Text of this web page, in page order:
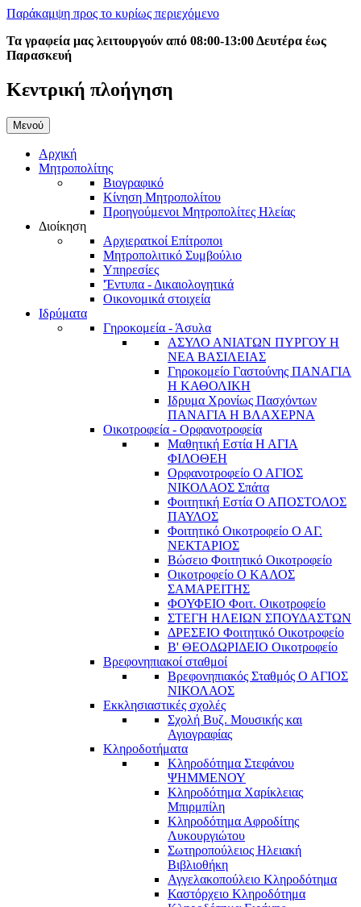
Παράκαμψη προς το κυρίως περιεχόμενο
Τα γραφεία μας λειτουργούν από 08:00-13:00 Δευτέρα έως
Παρασκευή
Κεντρική πλοήγηση
Μενού
Αρχική
Μητροπολίτης
Βιογραφικό
Κίνηση Μητροπολίτου
Προηγούμενοι Μητροπολίτες Ηλείας
Διοίκηση
Αρχιερατκοί Επίτροποι
Μητροπολιτικό Συμβούλιο
Υπηρεσίες
'Έντυπα - Δικαιολογητικά
Οικονομικά στοιχεία
Ιδρύματα
Γηροκομεία - Άσυλα
ΑΣΥΛΟ ΑΝΙΑΤΩΝ ΠΥΡΓΟΥ Η
ΝΕΑ ΒΑΣΙΛΕΙΑΣ
Γηροκομείο Γαστούνης ΠΑΝΑΓΙΑ
Η ΚΑΘΟΛΙΚΗ
Ιδρυμα Χρονίως Πασχόντων
ΠΑΝΑΓΙΑ Η ΒΛΑΧΕΡΝΑ
Οικοτροφεία - Ορφανοτροφεία
Μαθητική Εστία Η ΑΓΙΑ
ΦΙΛΟΘΕΗ
Ορφανοτροφείο Ο ΑΓΙΟΣ
ΝΙΚΟΛΑΟΣ Σπάτα
Φοιτητική Εστία Ο ΑΠΟΣΤΟΛΟΣ
ΠΑΥΛΟΣ
Φοιτητικό Οικοτροφείο Ο ΑΓ.
ΝΕΚΤΑΡΙΟΣ
Βώσειο Φοιτητικό Οικοτροφείο
Οικοτροφείο Ο ΚΑΛΟΣ
ΣΑΜΑΡΕΙΤΗΣ
ΦΟΥΦΕΙΟ Φοιτ. Οικοτροφείο
ΣΤΕΓΗ ΗΛΕΙΩΝ ΣΠΟΥΔΑΣΤΩΝ
ΔΡΕΣΕΙΟ Φοιτητικό Οικοτροφείο
Β' ΘΕΟΔΩΡΙΔΕΙΟ Οικοτροφείο
Βρεφονηπιακοί σταθμοί
Βρεφονηπιακός Σταθμός Ο ΑΓΙΟΣ
ΝΙΚΟΛΑΟΣ
Εκκλησιαστικές σχολές
Σχολή Βυζ. Μουσικής και
Αγιογραφίας
Κληροδοτήματα
Κληροδότημα Στεφάνου
ΨΗΜΜΕΝΟΥ
Κληροδότημα Χαρίκλειας
Μπιρμπίλη
Κληροδότημα Αφροδίτης
Λυκουργιώτου
Σωτηροπούλειος Ηλειακή
Βιβλιοθήκη
Αγγελακοπούλειο Κληροδότημα
Καστόρχειο Κληροδότημα